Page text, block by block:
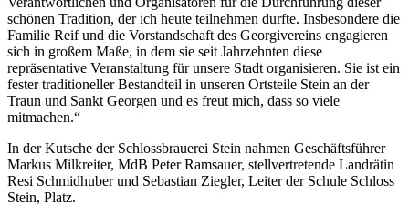
schönen Tradition, der ich heute teilnehmen durfte. Insbesondere die
Familie Reif und die Vorstandschaft des Georgivereins engagieren
sich in großem Maße, in dem sie seit Jahrzehnten diese
repräsentative Veranstaltung für unsere Stadt organisieren. Sie ist ein
fester traditioneller Bestandteil in unseren Ortsteile Stein an der
Traun und Sankt Georgen und es freut mich, dass so viele
mitmachen.“
In der Kutsche der Schlossbrauerei Stein nahmen Geschäftsführer
Markus Milkreiter, MdB Peter Ramsauer, stellvertretende Landrätin
Resi Schmidhuber und Sebastian Ziegler, Leiter der Schule Schloss
Stein, Platz.